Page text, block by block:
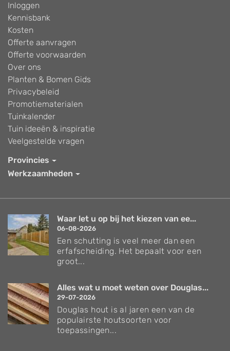
Inloggen
Kennisbank
Kosten
Offerte aanvragen
Offerte voorwaarden
Over ons
Planten & Bomen Gids
Privacybeleid
Promotiematerialen
Tuinkalender
Tuin ideeën & inspiratie
Veelgestelde vragen
Provincies
Werkzaamheden
Waar let u op bij het kiezen van ee...
06-08-2026
Een schutting is veel meer dan een
erfafscheiding. Het bepaalt voor een
groot...
Alles wat u moet weten over Douglas...
29-07-2026
Douglas hout is al jaren een van de
populairste houtsoorten voor
toepassingen...